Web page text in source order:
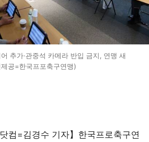
추가·관중석 카메라 반입 금지, 연맹 새
공=한국프포축구연맹)
컴=김경수 기자】한국프로축구연